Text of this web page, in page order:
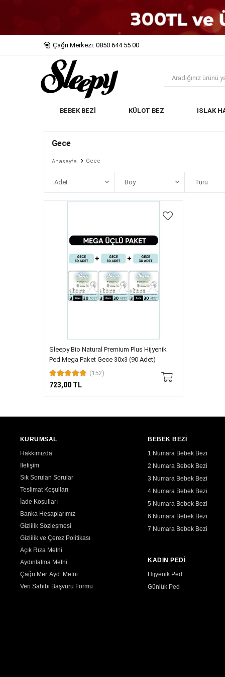
Çağrı Merkezi: 0850 644 55 00
BEBEK BEZİ KÜLOT BEZ ISLAK
Gece
Anasayfa Gece
Adet Boy Türü
Sleepy Bio Natural Premium Plus Hijyenik
Ped Mega Paket Gece 30x3 (90 Adet)
(152)
723,00 TL
KURUMSAL
Hakkımızda
İletişim
Sık Sorulan Sorular
Teslimat Koşulları
İade Koşulları
Banka Hesaplarımız
Gizlilik Sözleşmesi
Gizlilik ve Çerez Politikası
Açık Rıza Metni
Aydınlatma Metni
Çağrı Mer. Ayd. Metni
Veri Sahibi Başvuru Formu
BEBEK BEZİ
1 Numara Bebek Bezi
2 Numara Bebek Bezi
3 Numara Bebek Bezi
4 Numara Bebek Bezi
5 Numara Bebek Bezi
6 Numara Bebek Bezi
7 Numara Bebek Bezi
KADIN PEDİ
Hijyenik Ped
Günlük Ped